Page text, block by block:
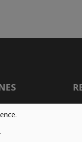
.
de contenir
pouvez